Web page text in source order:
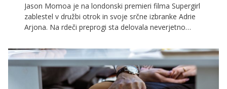
Jason Momoa je na londonski premieri filma Supergirl
zablestel v družbi otrok in svoje srčne izbranke Adrie
Arjona. Na rdeči preprogi sta delovala neverjetno